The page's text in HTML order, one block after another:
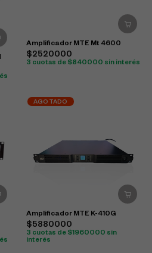
Amplificador MTE Mt 4600
$2520000
3 cuotas de $840000 sin interés
AGOTADO
Amplificador MTE K-410G
$5880000
3 cuotas de $1960000 sin
interés